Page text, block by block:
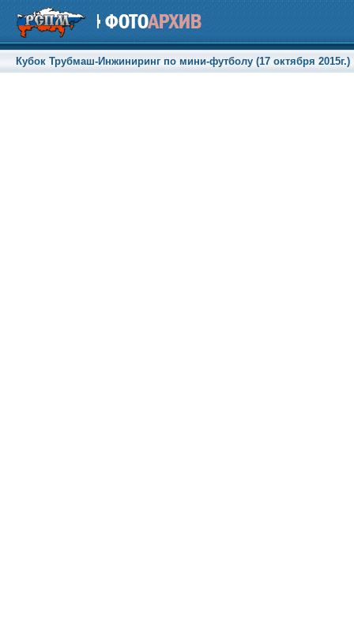
Кубок Трубмаш-Инжиниринг по мини-футболу (17 октября 2015г.)